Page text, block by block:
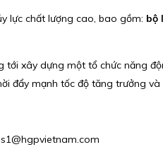
lực chất lượng cao, bao gồm: bộ
xây dựng một tổ chức năng
đẩy mạnh tốc độ tăng trưởng